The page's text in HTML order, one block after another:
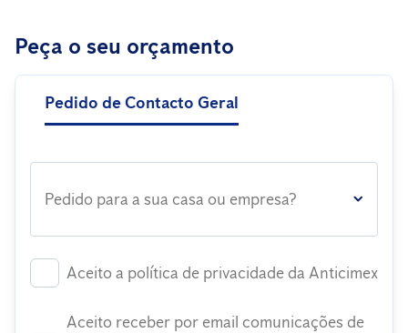
Peça o seu orçamento
Pedido de Contacto Geral
Pedido para a sua casa ou empresa?
Aceito a política de privacidade da Anticimex
Aceito receber por email comunicações de